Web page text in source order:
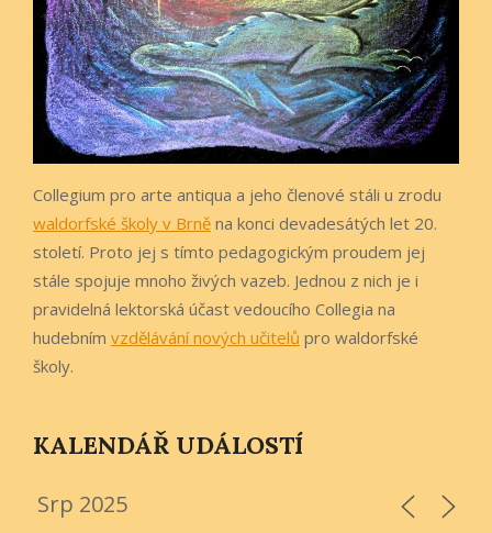
Collegium pro arte antiqua a jeho členové stáli u zrodu
waldorfské školy v Brně na konci devadesátých let 20.
století. Proto jej s tímto pedagogickým proudem jej
stále spojuje mnoho živých vazeb. Jednou z nich je i
pravidelná lektorská účast vedoucího Collegia na
hudebním vzdělávání nových učitelů pro waldorfské
školy.
KALENDÁŘ UDÁLOSTÍ